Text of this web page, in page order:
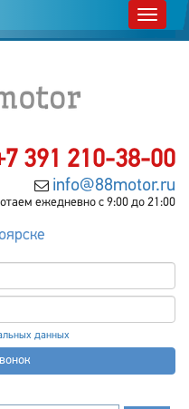
391 210-38-00
info@88motor.ru
ежедневно с 9:00 до 21:00
данных